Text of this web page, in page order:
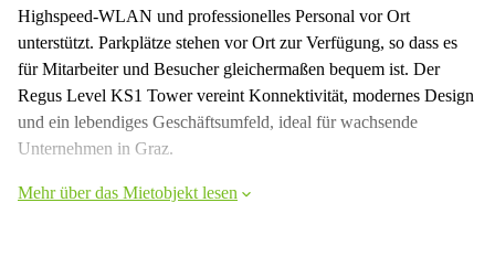
Highspeed-WLAN und professionelles Personal vor Ort
unterstützt. Parkplätze stehen vor Ort zur Verfügung, so dass es
für Mitarbeiter und Besucher gleichermaßen bequem ist. Der
Regus Level KS1 Tower vereint Konnektivität, modernes Design
und ein lebendiges Geschäftsumfeld, ideal für wachsende
Unternehmen in Graz.
Mehr über das Mietobjekt lesen